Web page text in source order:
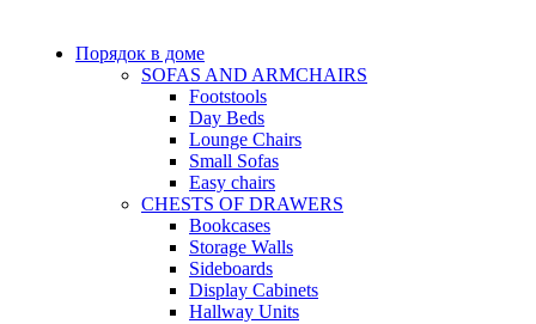
Порядок в доме
SOFAS AND ARMCHAIRS
Footstools
Day Beds
Lounge Chairs
Small Sofas
Easy chairs
CHESTS OF DRAWERS
Bookcases
Storage Walls
Sideboards
Display Cabinets
Hallway Units